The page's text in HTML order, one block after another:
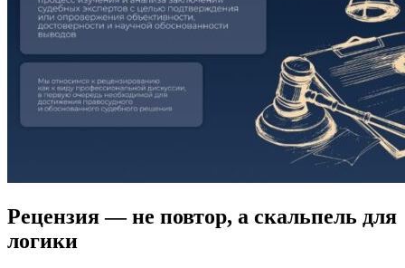
Рецензия — не повтор, а скальпель для
логики